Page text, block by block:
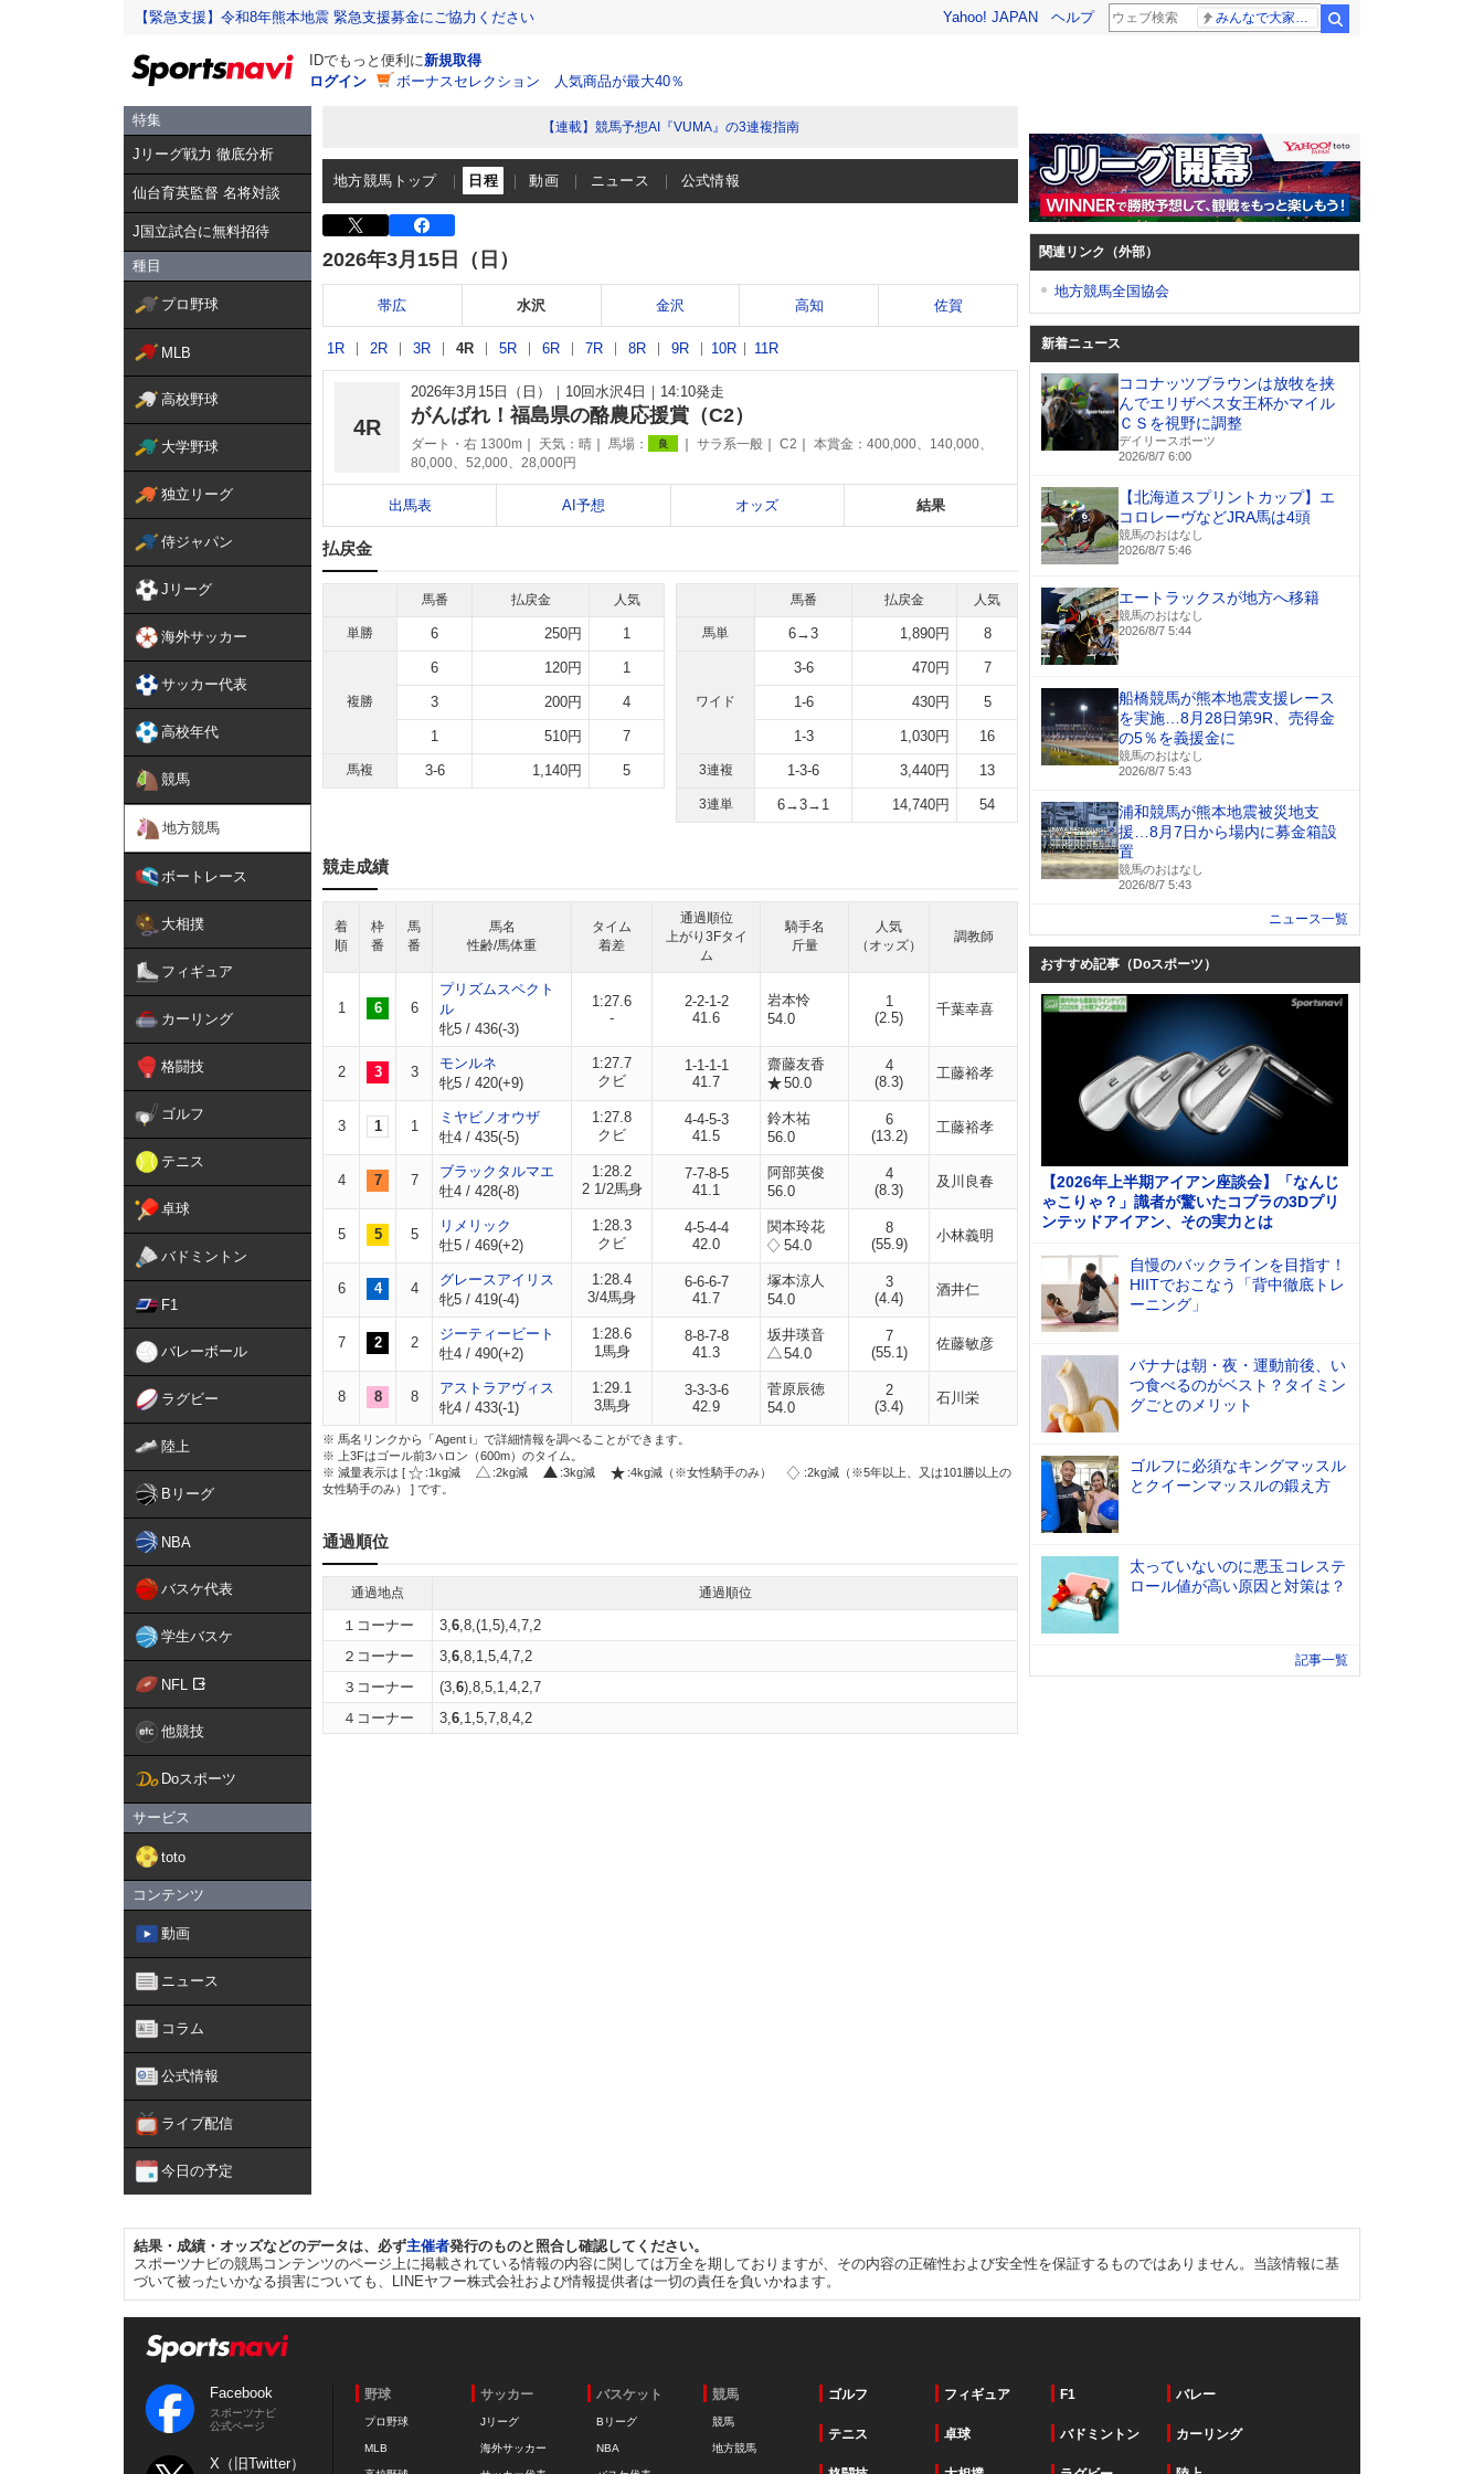
【緊急支援】令和8年熊本地震 緊急支援募金にご協力ください Yahoo! JAPAN ヘルプ
IDでもっと便利に新規取得
ログイン
ボーナスセレクション 人気商品が最大40％
特集
Jリーグ戦力 徹底分析
仙台育英監督 名将対談
J国立試合に無料招待
種目
プロ野球
MLB
高校野球
大学野球
独立リーグ
侍ジャパン
Jリーグ
海外サッカー
サッカー代表
高校年代
競馬
地方競馬
ボートレース
大相撲
フィギュア
カーリング
格闘技
ゴルフ
テニス
卓球
バドミントン
F1
バレーボール
ラグビー
陸上
Bリーグ
NBA
バスケ代表
学生バスケ
NFL
他競技
Doスポーツ
サービス
toto
コンテンツ
動画
ニュース
コラム
公式情報
ライブ配信
今日の予定
【連載】競馬予想AI『VUMA』の3連複指南
地方競馬トップ 日程 動画 ニュース 公式情報
2026年3月15日（日）
帯広 水沢 金沢 高知 佐賀
1R 2R 3R 4R 5R 6R 7R 8R 9R 10R 11R
4R
2026年3月15日（日） 10回水沢4日 14:10発走
がんばれ！福島県の酪農応援賞（C2）
ダート・右 1300m 天気： 晴 馬場： 良 サラ系一般 C2
本賞金：400,000、140,000、
80,000、52,000、28,000円
出馬表 AI予想 オッズ 結果
払戻金
馬番 払戻金 人気
単勝 6 250円 1
複勝
6 120円 1
3 200円 4
1 510円 7
馬複 3-6 1,140円 5
馬番 払戻金 人気
馬単 6→3 1,890円 8
ワイド
3-6 470円 7
1-6 430円 5
1-3 1,030円 16
3連複 1-3-6 3,440円 13
3連単 6→3→1 14,740円 54
競走成績
着
順
枠
番
馬
番
馬名
性齢/馬体重
タイム
着差
通過順位
上がり3Fタイ
ム
騎手名
斤量
人気
（オッズ）
調教師
1 6 6
プリズムスペクト
ル
牝5 / 436(-3)
1:27.6
-
2-2-1-2
41.6
岩本怜
54.0
1
(2.5)
千葉幸喜
2 3 3
モンルネ
牝5 / 420(+9)
1:27.7
クビ
1-1-1-1
41.7
齋藤友香
50.0
4
(8.3)
工藤裕孝
3 1 1
ミヤビノオウザ
牡4 / 435(-5)
1:27.8
クビ
4-4-5-3
41.5
鈴木祐
56.0
6
(13.2)
工藤裕孝
4 7 7
ブラックタルマエ
牡4 / 428(-8)
1:28.2
2 1/2馬身
7-7-8-5
41.1
阿部英俊
56.0
4
(8.3)
及川良春
5 5 5
リメリック
牡5 / 469(+2)
1:28.3
クビ
4-5-4-4
42.0
関本玲花
54.0
8
(55.9)
小林義明
6 4 4
グレースアイリス
牝5 / 419(-4)
1:28.4
3/4馬身
6-6-6-7
41.7
塚本涼人
54.0
3
(4.4)
酒井仁
7 2 2
ジーティービート
牡4 / 490(+2)
1:28.6
1馬身
8-8-7-8
41.3
坂井瑛音
54.0
7
(55.1)
佐藤敏彦
8 8 8
アストラアヴィス
牝4 / 433(-1)
1:29.1
3馬身
3-3-3-6
42.9
菅原辰徳
54.0
2
(3.4)
石川栄
※ 馬名リンクから「Agent i」で詳細情報を調べることができます。
※ 上3Fはゴール前3ハロン（600m）のタイム。
※ 減量表示は [
:1kg減 :2kg減 :3kg減 :4kg減（※女性騎手のみ）
:2kg減（※5年以上、又は101勝以上の
女性騎手のみ） ] です。
通過順位
通過地点 通過順位
１コーナー 3,6,8,(1,5),4,7,2
２コーナー
3,6,8,1,5,4,7,2
３コーナー
(3,6),8,5,1,4,2,7
４コーナー
3,6,1,5,7,8,4,2
関連リンク（外部）
地方競馬全国協会
新着ニュース
ココナッツブラウンは放牧を挟
んでエリザベス女王杯かマイル
ＣＳを視野に調整
デイリースポーツ
2026/8/7 6:00
【北海道スプリントカップ】エ
コロレーヴなどJRA馬は4頭
競馬のおはなし
2026/8/7 5:46
エートラックスが地方へ移籍
競馬のおはなし
2026/8/7 5:44
船橋競馬が熊本地震支援レース
を実施…8月28日第9R、売得金
の5％を義援金に
競馬のおはなし
2026/8/7 5:43
浦和競馬が熊本地震被災地支
援…8月7日から場内に募金箱設
置
競馬のおはなし
2026/8/7 5:43
ニュース一覧
おすすめ記事（Doスポーツ）
【2026年上半期アイアン座談会】「なんじ
ゃこりゃ？」識者が驚いたコブラの3Dプリ
ンテッドアイアン、その実力とは
自慢のバックラインを目指す！
HIITでおこなう「背中徹底トレ
ーニング」
バナナは朝・夜・運動前後、い
つ食べるのがベスト？タイミン
グごとのメリット
ゴルフに必須なキングマッスル
とクイーンマッスルの鍛え方
太っていないのに悪玉コレステ
ロール値が高い原因と対策は？
記事一覧
結果・成績・オッズなどのデータは、必ず主催者発行のものと照合し確認してください。
スポーツナビの競馬コンテンツのページ上に掲載されている情報の内容に関しては万全を期しておりますが、その内容の正確性および安全性を保証するものではありません。当該情報に基
づいて被ったいかなる損害についても、LINEヤフー株式会社および情報提供者は一切の責任を負いかねます。
Facebook
スポーツナビ
公式ページ
X（旧Twitter）
野球
プロ野球
MLB
サッカー
Jリーグ
海外サッカー
バスケット
Bリーグ
NBA
競馬
競馬
地方競馬
ゴルフ フィギュア F1 バレー
テニス 卓球 バドミントン カーリング